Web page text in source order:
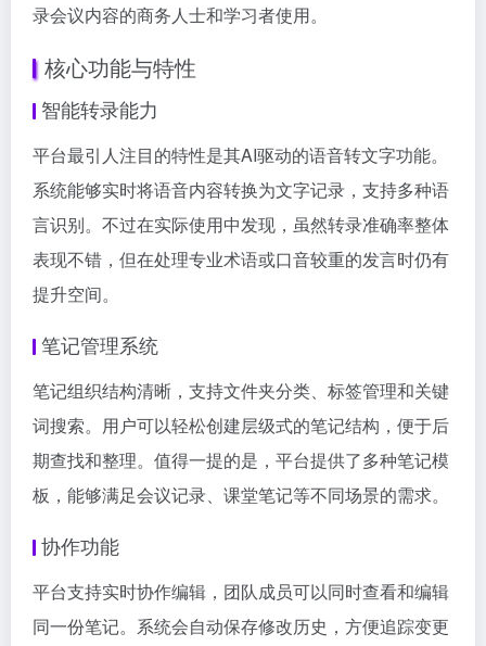
录会议内容的商务人士和学习者使用。
核心功能与特性
智能转录能力
平台最引人注目的特性是其AI驱动的语音转文字功能。
系统能够实时将语音内容转换为文字记录，支持多种语
言识别。不过在实际使用中发现，虽然转录准确率整体
表现不错，但在处理专业术语或口音较重的发言时仍有
提升空间。
笔记管理系统
笔记组织结构清晰，支持文件夹分类、标签管理和关键
词搜索。用户可以轻松创建层级式的笔记结构，便于后
期查找和整理。值得一提的是，平台提供了多种笔记模
板，能够满足会议记录、课堂笔记等不同场景的需求。
协作功能
平台支持实时协作编辑，团队成员可以同时查看和编辑
同一份笔记。系统会自动保存修改历史，方便追踪变更